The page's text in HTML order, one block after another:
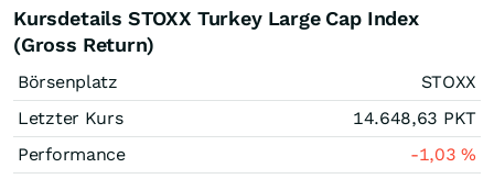
Kursdetails STOXX Turkey Large Cap Index
(Gross Return)
Börsenplatz
STOXX
Letzter Kurs
14.648,63 PKT
Performance
-1,03%